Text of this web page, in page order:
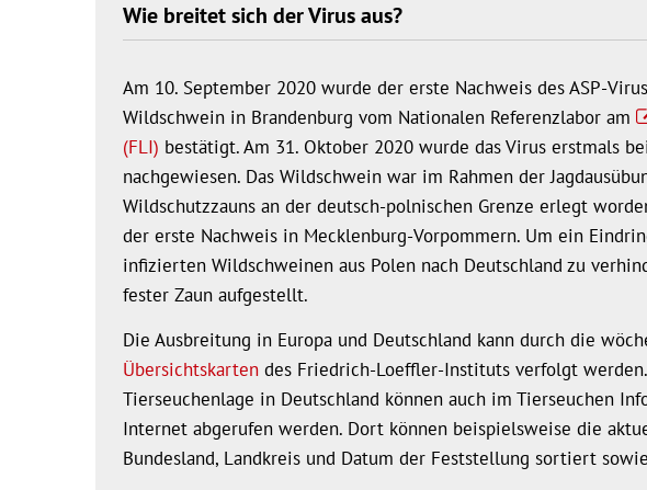
Wie breitet sich der Virus aus?
Am 10. September 2020 wurde der erste Nachweis des ASP-
Wildschwein in Brandenburg vom Nationalen Referenzlabor am
(FLI) bestätigt. Am 31. Oktober 2020 wurde das Virus erstmals
nachgewiesen. Das Wildschwein war im Rahmen der
Wildschutzzauns an der deutsch-polnischen Grenze erlegt
der erste Nachweis in Mecklenburg-Vorpommern. Um ein
infizierten Wildschweinen aus Polen nach Deutschland zu
fester Zaun aufgestellt.
Die Ausbreitung in Europa und Deutschland kann durch die
Übersichtskarten des Friedrich-Loeffler-Instituts verfolgt
Tierseuchenlage in Deutschland können auch im Tierseuchen
Internet abgerufen werden. Dort können beispielsweise die
Bundesland, Landkreis und Datum der Feststellung sortiert